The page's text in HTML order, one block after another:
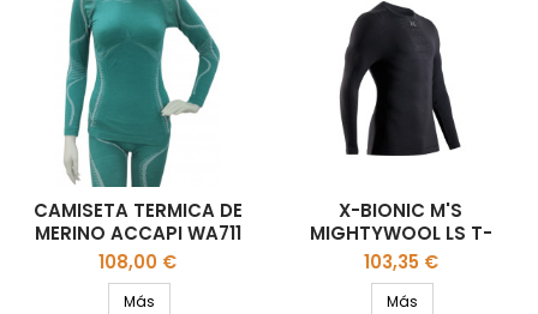
CAMISETA TERMICA DE
MERINO ACCAPI WA711
Precio
108,00 €
Más
X-BIONIC M'S
MIGHTYWOOL LS T-
SHIRT
Precio
103,35 €
Más